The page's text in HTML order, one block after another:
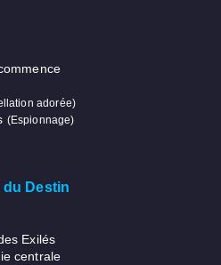
adorée)
(Espionnage)
du Destin
Exilés
centrale